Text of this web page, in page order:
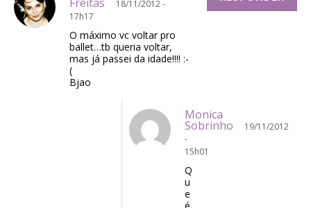
18/11/2012 -
17h17
O máximo vc voltar pro
ballet…tb queria voltar,
mas já passei da idade!!!! :-
(
Bjao
Monica
Sobrinho
19/11/2012
-
15h01
Q
u
e